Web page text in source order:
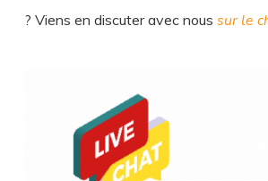
? Viens en discuter avec nous sur le